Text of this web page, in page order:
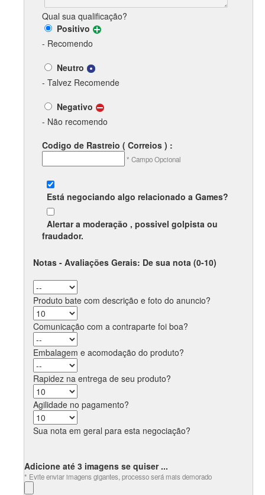
Qual sua qualificação?
Positivo
- Recomendo
Neutro
- Talvez Recomende
Negativo
- Não recomendo
Codigo de Rastreio ( Correios ) :
* Campo Opcional
Está negociando algo relacionado a Games?
Alertar a moderação , possivel golpista ou
fraudador.
Notas - Avaliações Gerais: De sua nota (0-10)
Produto bate com descrição e foto do anuncio?
Comunicação com a contraparte foi boa?
Embalagem e acomodação do produto?
Rapidez na entrega de seu produto?
Agilidade no pagamento?
Sua nota em geral para esta negociação?
Adicione até 3 imagens se quiser ...
* Evite enviar imagens gigantes, processo será mais demorado